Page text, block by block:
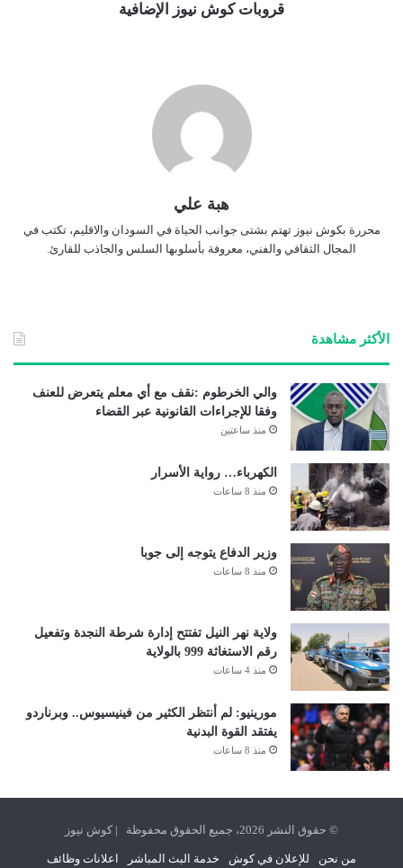
قروبات كوش نيوز الإضافية
هبة علي
محررة بكوش نيوز تهتم بشتى جوانب الحياة في السودان والاقليم، تكتب في
المجال الثقافي والفني، معروفة بأسلوبها السلس والجاذب للقارئ.
الأكثر مشاهدة
والي الخرطوم :نقف مع أي معلم يتعرض للعنف
وفقا للإجراءات القانونية عبر القضاء
منذ ساعتين
الكهرباء… رواية الأسرار
منذ 8 ساعات
وزير الدفاع يتوجه إلى جوبا
منذ 8 ساعات
ولاية نهر النيل تفتتح إدارة شرطة النجدة وتفعيل
رقم الاستغاثة 999 بالولاية
منذ 4 ساعات
مورينيو: لم أنتظر الكثير من فينيسيوس.. وبرناردو
يفتقد القوة البدنية
منذ 8 ساعات
© حقوق النشر 2026، جميع الحقوق محفوظة | كوش نيوز
من نحن للإعلان في كوش خدمة البث المباشر اعلانات وظائف